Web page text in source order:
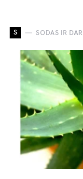
S SODAS IR